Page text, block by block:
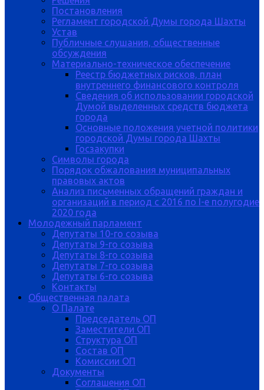
Постановления
Регламент городской Думы города Шахты
Устав
Публичные слушания, общественные
обсуждения
Материально-техническое обеспечение
Реестр бюджетных рисков, план
внутреннего финансового контроля
Сведения об использовании городской
Думой выделенных средств бюджета
города
Основные положения учетной политики
городской Думы города Шахты
Госзакупки
Символы города
Порядок обжалования муниципальных
правовых актов
Анализ письменных обращений граждан и
организаций в период с 2016 по I-е полугодие
2020 года
Молодежный парламент
Депутаты 10-го созыва
Депутаты 9-го созыва
Депутаты 8-го созыва
Депутаты 7-го созыва
Депутаты 6-го созыва
Контакты
Общественная палата
О Палате
Председатель ОП
Заместители ОП
Структура ОП
Состав ОП
Комиссии ОП
Документы
Соглашения ОП